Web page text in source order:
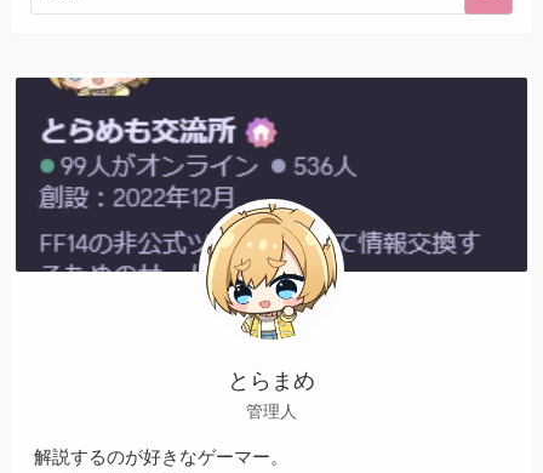
とらまめ
管理人
解説するのが好きなゲーマー。